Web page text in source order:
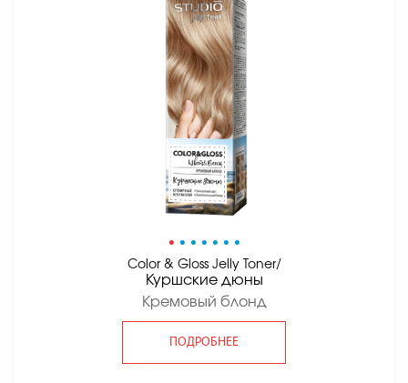
• • • • • • •
Color & Gloss Jelly Toner/
Куршские дюны
Кремовый блонд
ПОДРОБНЕЕ